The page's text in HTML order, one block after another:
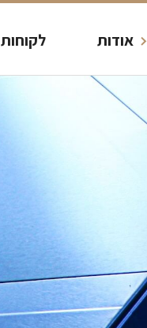
אודות לקוחות